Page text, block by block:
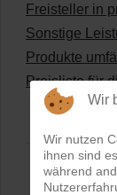
Freisteller in
Sonstige
Produkte
Preisliste für
Wir
Wir nutzen
ihnen sind
während